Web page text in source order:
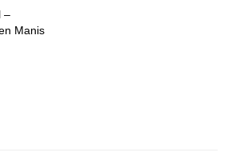
–
Manis